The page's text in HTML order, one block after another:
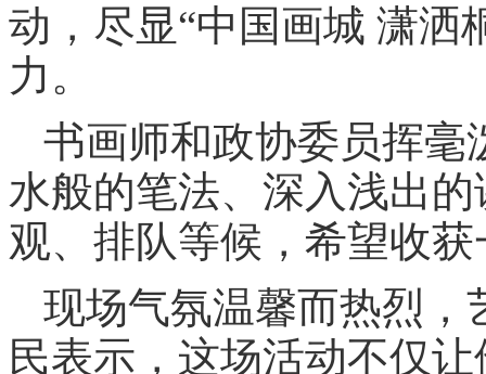
动，尽显“中国画城 潇洒
力。
书画师和政协委员挥毫
水般的笔法、深入浅出
观、排队等候，希望收
现场气氛温馨而热烈，
民表示，这场活动不仅